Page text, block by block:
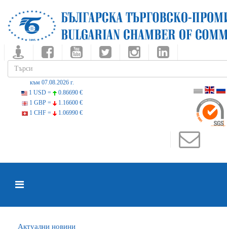
към 07.08.2026 г.
1 USD =
0.86690 €
1 GBP =
1.16600 €
1 CHF =
1.06990 €
Актуални новини